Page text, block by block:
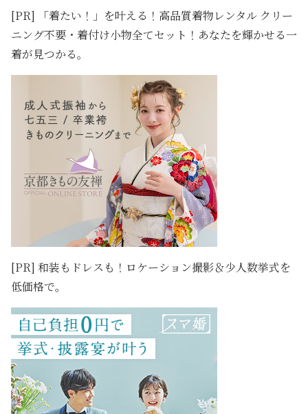
[PR] 「着たい！」を叶える！高品質着物レンタル クリー
ニング不要・着付け小物全てセット！あなたを輝かせる一
着が見つかる。
[PR] 和装もドレスも！ロケーション撮影＆少人数挙式を
低価格で。